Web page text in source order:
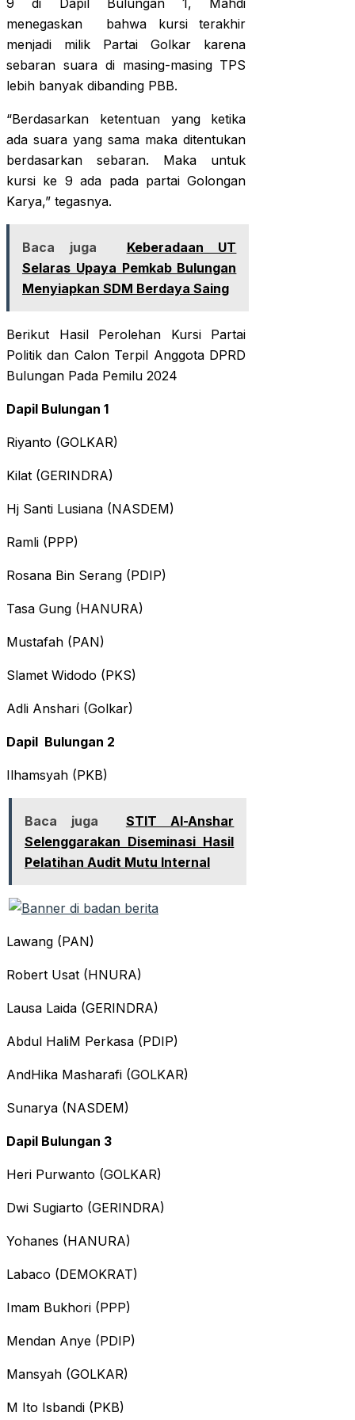
9 di Dapil Bulungan 1, Mahdi
menegaskan bahwa kursi terakhir
menjadi milik Partai Golkar karena
sebaran suara di masing-masing TPS
lebih banyak dibanding PBB.
“Berdasarkan ketentuan yang ketika
ada suara yang sama maka ditentukan
berdasarkan sebaran. Maka untuk
kursi ke 9 ada pada partai Golongan
Karya,” tegasnya.
Baca juga
Keberadaan UT
Selaras Upaya Pemkab Bulungan
Menyiapkan SDM Berdaya Saing
Berikut Hasil Perolehan Kursi Partai
Politik dan Calon Terpil Anggota DPRD
Bulungan Pada Pemilu 2024
Dapil Bulungan 1
Riyanto (GOLKAR)
Kilat (GERINDRA)
Hj Santi Lusiana (NASDEM)
Ramli (PPP)
Rosana Bin Serang (PDIP)
Tasa Gung (HANURA)
Mustafah (PAN)
Slamet Widodo (PKS)
Adli Anshari (Golkar)
Dapil Bulungan 2
Ilhamsyah (PKB)
Baca juga
STIT Al-Anshar
Selenggarakan Diseminasi Hasil
Pelatihan Audit Mutu Internal
Lawang (PAN)
Robert Usat (HNURA)
Lausa Laida (GERINDRA)
Abdul HaliM Perkasa (PDIP)
AndHika Masharafi (GOLKAR)
Sunarya (NASDEM)
Dapil Bulungan 3
Heri Purwanto (GOLKAR)
Dwi Sugiarto (GERINDRA)
Yohanes (HANURA)
Labaco (DEMOKRAT)
Imam Bukhori (PPP)
Mendan Anye (PDIP)
Mansyah (GOLKAR)
M Ito Isbandi (PKB)